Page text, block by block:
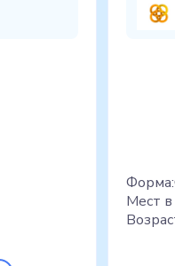
Форма:
Мест в